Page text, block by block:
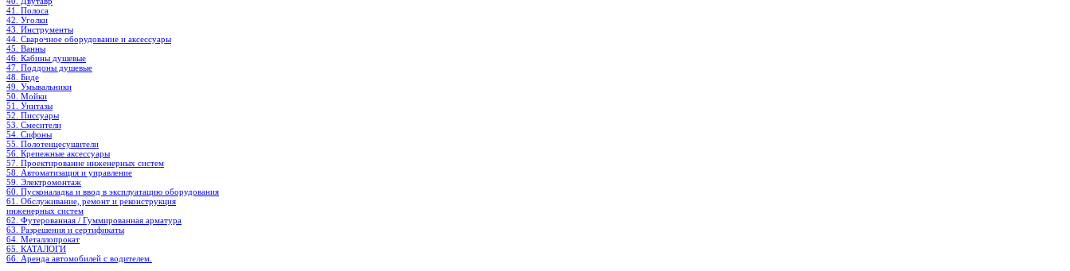
41. Полоса
42. Уголки
43. Инструменты
44. Сварочное оборудование и аксессуары
45. Ванны
46. Кабины душевые
47. Поддоны душевые
48. Биде
49. Умывальники
50. Мойки
51. Унитазы
52. Писсуары
53. Смесители
54. Сифоны
55. Полотенцесушители
56. Крепежные аксессуары
57. Проектирование инженерных систем
58. Автоматизация и управление
59. Электромонтаж
60. Пусконаладка и ввод в эксплуатацию оборудования
61. Обслуживание, ремонт и реконструкция
инженерных систем
62. Футерованная / Гуммированная арматура
63. Разрешения и сертификаты
64. Металлопрокат
65. КАТАЛОГИ
66. Аренда автомобилей с водителем.